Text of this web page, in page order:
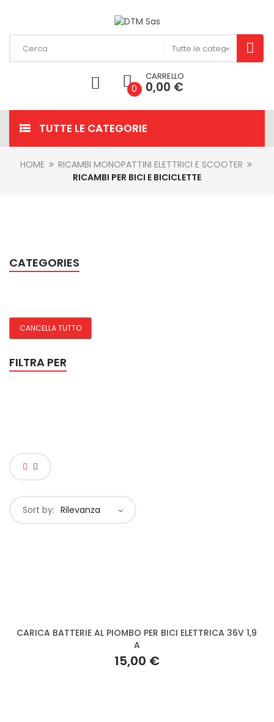
0
CARRELLO
0,00 €
TUTTE LE CATEGORIE
HOME
RICAMBI MONOPATTINI ELETTRICI E SCOOTER
RICAMBI PER BICI E BICICLETTE
CATEGORIES
CANCELLA TUTTO
FILTRA PER
Sort by: Rilevanza
CARICA BATTERIE AL PIOMBO PER BICI ELETTRICA 36V 1,9
A
15,00 €